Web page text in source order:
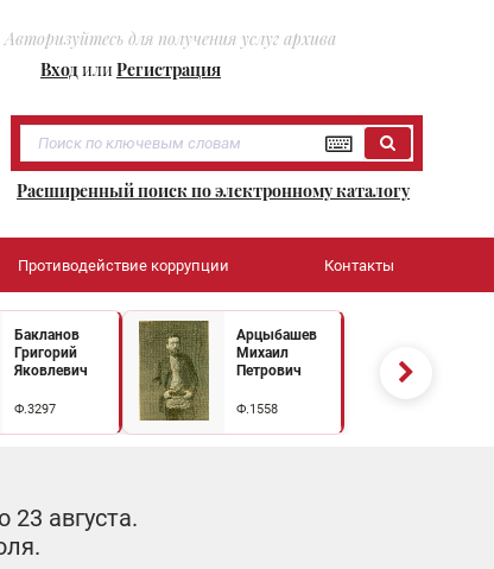
Авторизуйтесь для получения услуг архива
ВходилиРегистрация
Расширенный поиск по электронному каталогу
Противодействие коррупции Контакты
Бакланов
Григорий
Яковлевич
Ф.3297
Арцыбашев
Михаил
Петрович
Ф.1558
августа.